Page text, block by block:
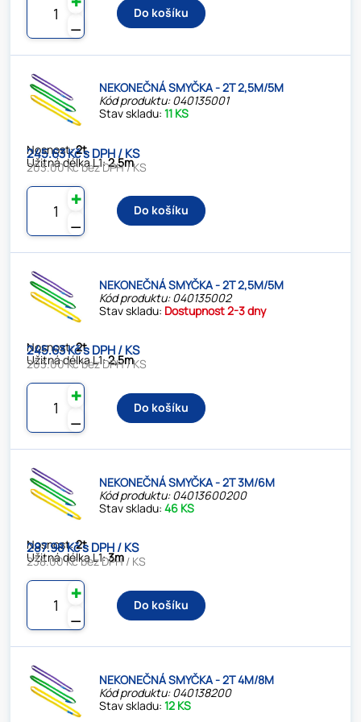
⚊
Do košíku
NEKONEČNÁ SMYČKA - 2T 2,5M/5M
Kód produktu: 040135001
Stav skladu:11 KS
Nosnost:2t
Užitná délka L1:2,5m
245.63 Kč s DPH / KS
203.00 Kč bez DPH / KS
⚊
✚
Do košíku
NEKONEČNÁ SMYČKA - 2T 2,5M/5M
Kód produktu: 040135002
Stav skladu: Dostupnost 2-3 dny
Nosnost:2t
Užitná délka L1:2,5m
245.63 Kč s DPH / KS
203.00 Kč bez DPH / KS
⚊
✚
Do košíku
NEKONEČNÁ SMYČKA - 2T 3M/6M
Kód produktu: 04013600200
Stav skladu:46 KS
Nosnost:2t
Užitná délka L1:3m
287.98 Kč s DPH / KS
238.00 Kč bez DPH / KS
⚊
✚
Do košíku
NEKONEČNÁ SMYČKA - 2T 4M/8M
Kód produktu: 040138200
Stav skladu:12 KS